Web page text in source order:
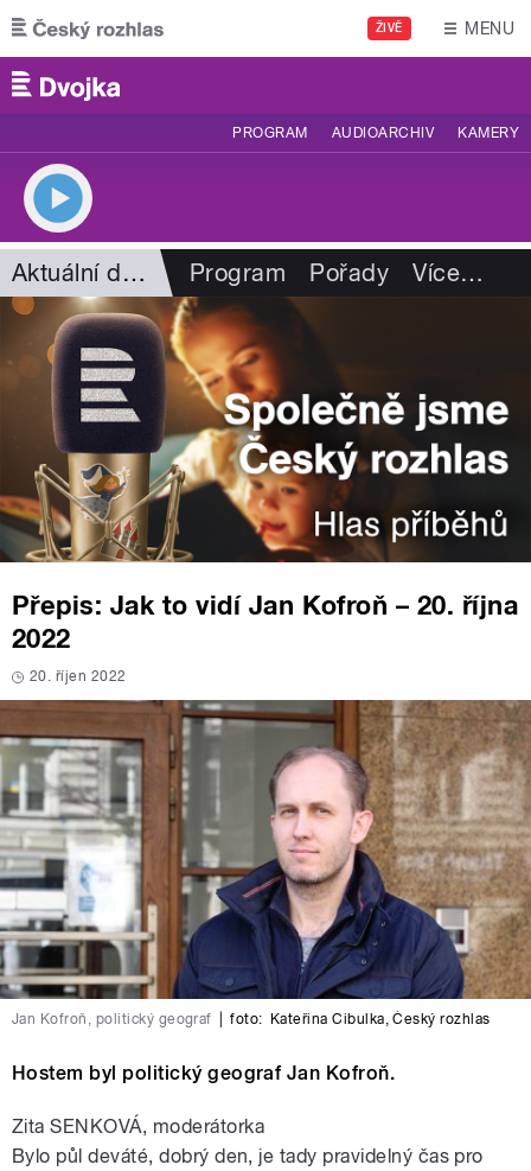
Přejít k hlavnímu obsahu
ŽIVĚ MENU
PROGRAM AUDIOARCHIV KAMERY
Aktuální dění Program Pořady Více…
Přepis: Jak to vidí Jan Kofroň – 20. října
2022
20. říjen 2022
Jan Kofroň, politický geograf foto: Kateřina Cibulka,Český rozhlas
Hostem byl politický geograf Jan Kofroň.
Zita SENKOVÁ, moderátorka
Bylo půl deváté, dobrý den, je tady pravidelný čas pro